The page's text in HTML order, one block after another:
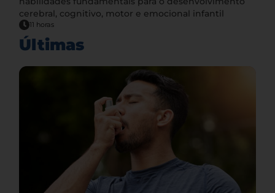
cerebral, cognitivo, motor e emocional infantil
11 horas
Últimas